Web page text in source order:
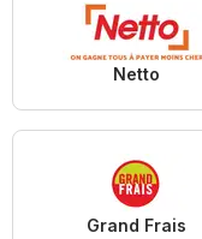
Netto
Grand Frais